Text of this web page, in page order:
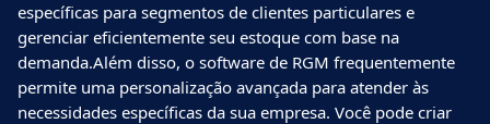
específicas para segmentos de clientes particulares e
gerenciar eficientemente seu estoque com base na
demanda.Além disso, o software de RGM frequentemente
permite uma personalização avançada para atender às
necessidades específicas da sua empresa. Você pode criar